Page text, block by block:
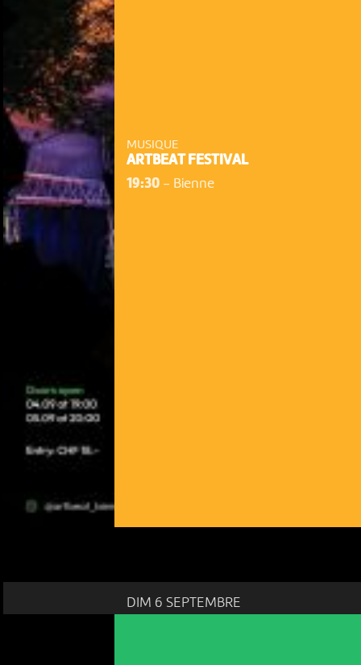
MUSIQUE
ARTBEAT FESTIVAL
19:30- Bienne
DIM 6 SEPTEMBRE